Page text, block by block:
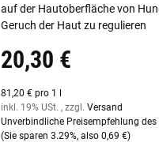
auf der Hautoberfläche von
Geruch der Haut zu regulieren
20,30 €
81,20 € pro 1 l
inkl. 19% USt. , zzgl. Versand
Unverbindliche Preisempfehlung des
(Sie sparen 3.29%, also 0,69 €)